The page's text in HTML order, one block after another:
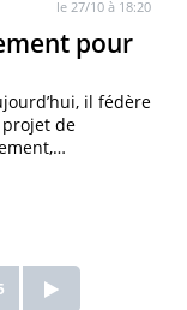
le 27/10 à 18:20
pour
il fédère
projet de